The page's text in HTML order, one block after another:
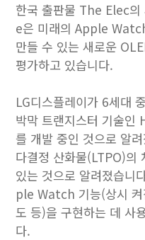
한국 출판물 The Elec
e은 미래의 Apple
만들 수 있는 새로운
평가하고 있습니다.
LG디스플레이가 6세대
박막 트랜지스터 기술
를 개발 중인 것으로 알
다결정 산화물(LTPO)의
있는 것으로 알려졌습
ple Watch 기능(상시 켜
도 등)을 구현하는 데 사
다.